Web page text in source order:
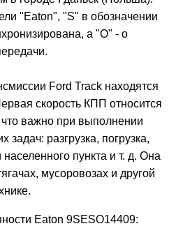
"Eaton", "S" в обозначении
а "O" - о
Ford Track находятся
скорость КПП относится
что важно при выполнении
задач: разгрузка, погрузка,
пункта и т. д. Она
мусоровозах и другой
Eaton 9SESO14409: